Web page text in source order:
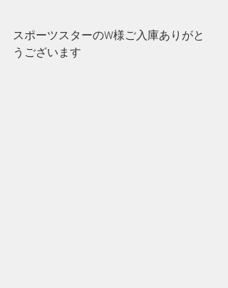
スポーツスターのW様ご入庫ありがと
うございます